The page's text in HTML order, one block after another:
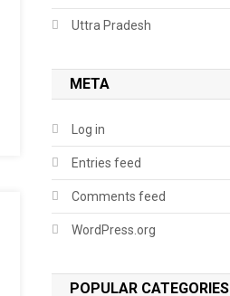
Uttra Pradesh
META
Log in
Entries feed
Comments feed
WordPress.org
POPULAR CATEGORIES